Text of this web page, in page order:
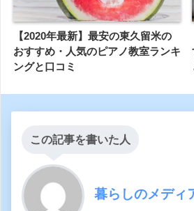
【2020年最新】最安の東久留米の
おすすめ・人気のピアノ教室ランキ
ングと口コミ
この記事を書いた人
暮らしのメディ